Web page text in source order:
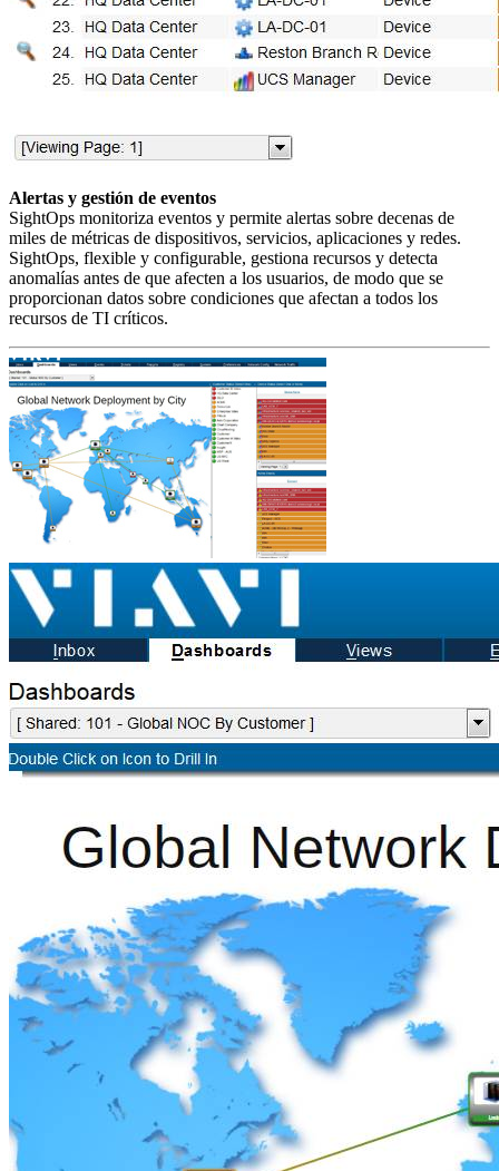
Alertas y gestión de eventos
SightOps monitoriza eventos y permite alertas sobre decenas de
miles de métricas de dispositivos, servicios, aplicaciones y redes.
SightOps, flexible y configurable, gestiona recursos y detecta
anomalías antes de que afecten a los usuarios, de modo que se
proporcionan datos sobre condiciones que afectan a todos los
recursos de TI críticos.